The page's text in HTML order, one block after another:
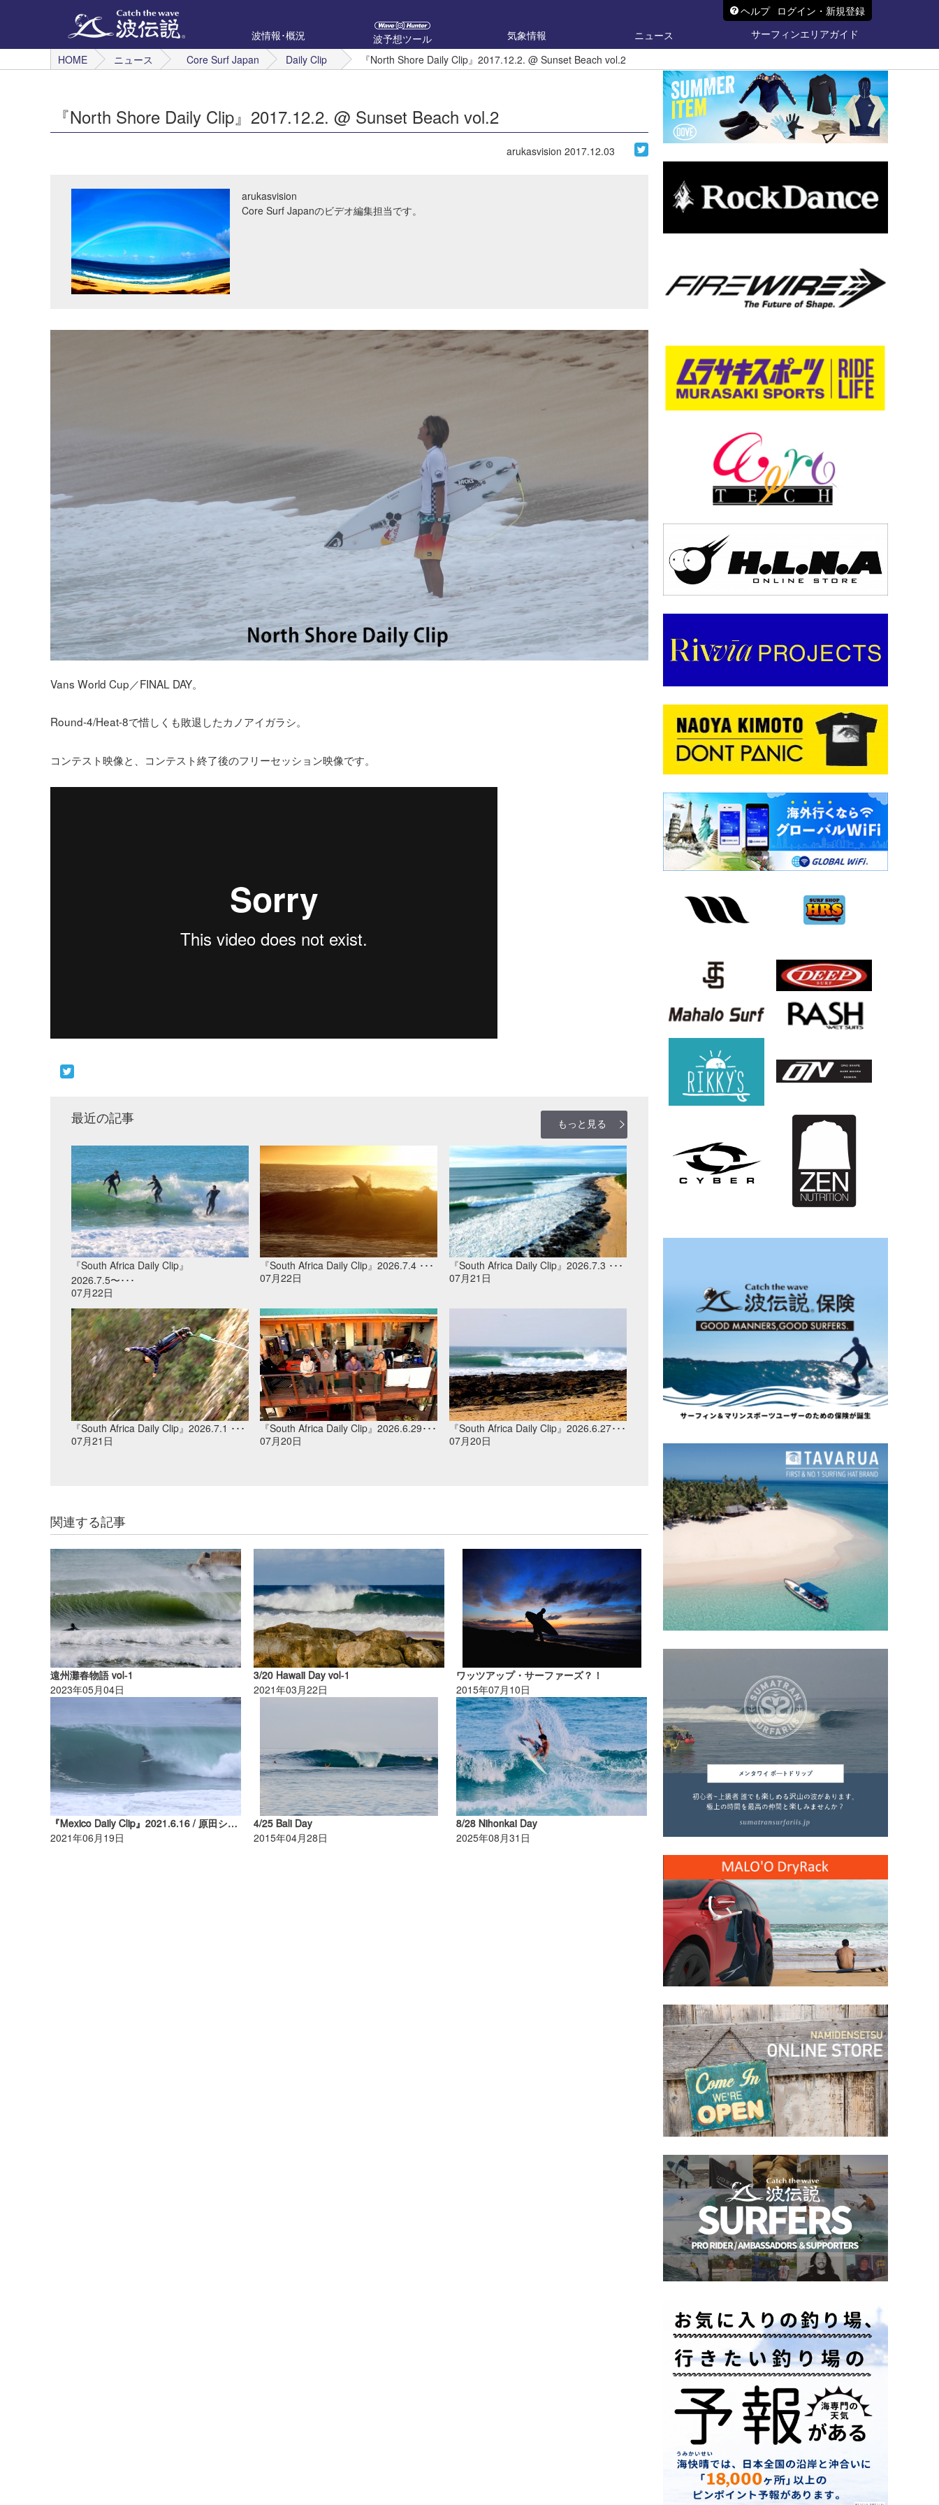
ヘルプ ログイン・新規登録
波情報･概況
波予想ツール 気象情報 ニュース
サーフィンエリアガイド
HOME
ニュース Core Surf Japan Daily Clip 『North Shore Daily Clip』2017.12.2. @ Sunset Beach vol.2
『North Shore Daily Clip』2017.12.2. @ Sunset Beach vol.2
arukasvision 2017.12.03
arukasvision
Core Surf Japanのビデオ編集担当です。
Vans World Cup／FINAL DAY。
Round-4/Heat-8で惜しくも敗退したカノアイガラシ。
コンテスト映像と、コンテスト終了後のフリーセッション映像です。
最近の記事 もっと見る
『South Africa Daily Clip』
2026.7.5〜･･･
07月22日
『South Africa Daily Clip』2026.7.4 ･･･
07月22日
『South Africa Daily Clip』2026.7.3 ･･･
07月21日
『South Africa Daily Clip』2026.7.1 ･･･
07月21日
『South Africa Daily Clip』2026.6.29･･･
07月20日
『South Africa Daily Clip』2026.6.27･･･
07月20日
関連する記事
遠州灘春物語 vol-1
2023年05月04日
3/20 Hawaii Day vol-1
2021年03月22日
ワッツアップ・サーファーズ？！
2015年07月10日
『Mexico Daily Clip』2021.6.16 / 原田ショウゴ @ Playa Zicatera Puerto Escondido
2021年06月19日
4/25 Bali Day
2015年04月28日
8/28 Nihonkai Day
2025年08月31日